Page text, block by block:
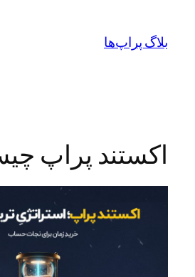
محتوابلاگ پراپ‌ها
اکستند پراپ